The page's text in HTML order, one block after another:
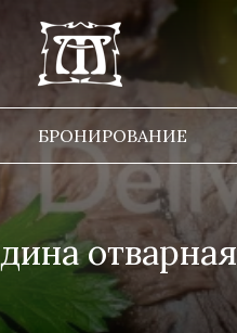
БРОНИРОВАНИЕ
отварная